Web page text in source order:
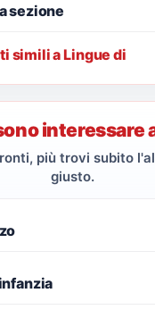
sezione
simili a Lingue di
interessare
più trovi subito
giusto.